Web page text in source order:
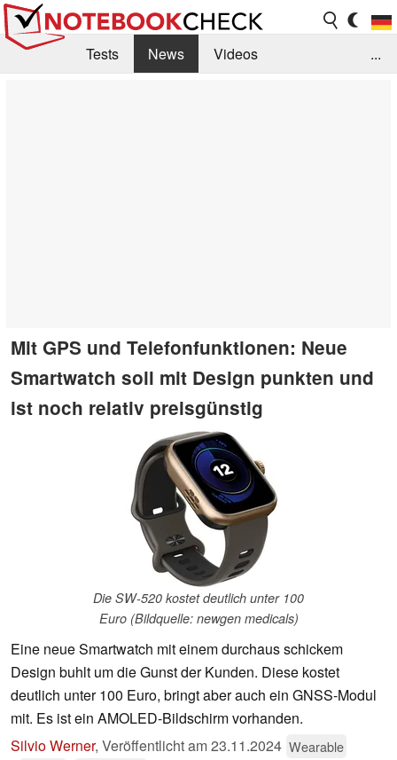
Tests News
Videos
...
Mit GPS und Telefonfunktionen: Neue
Smartwatch soll mit Design punkten und
ist noch relativ preisgünstig
Die SW-520 kostet deutlich unter 100
Euro (Bildquelle: newgen medicals)
Eine neue Smartwatch mit einem durchaus schickem
Design buhlt um die Gunst der Kunden. Diese kostet
deutlich unter 100 Euro, bringt aber auch ein GNSS-Modul
mit. Es ist ein AMOLED-Bildschirm vorhanden.
Silvio Werner, Veröffentlicht am23.11.2024 Wearable